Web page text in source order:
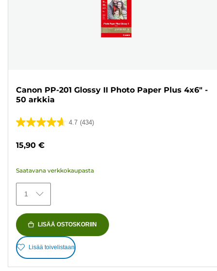
Canon PP-201 Glossy II Photo Paper Plus 4x6" -
50 arkkia
4.7 (434)
4.7/5
434
15,90 €
Saatavana verkkokaupasta
1
LISÄÄ OSTOSKORIIN
Lisää toivelistaan